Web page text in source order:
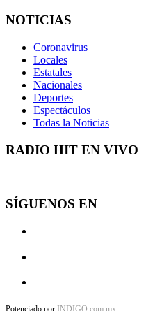
NOTICIAS
Coronavirus
Locales
Estatales
Nacionales
Deportes
Espectáculos
Todas la Noticias
RADIO HIT EN VIVO
SÍGUENOS EN
Potenciado por INDIGO.com.mx